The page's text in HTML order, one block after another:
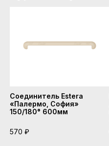
Соединитель Estera
«Палермо, София»
150/180° 600мм
570 ₽